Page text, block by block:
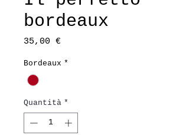
bordeaux
35,00 €
Bordeaux *
Quantità *